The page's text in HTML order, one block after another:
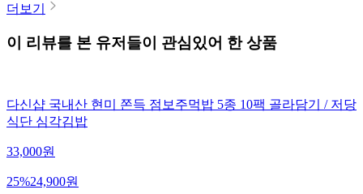
더보기
이 리뷰를 본 유저들이 관심있어 한 상품
다신샵 국내산 현미 쫀득 점보주먹밥 5종 10팩 골라담기 / 저당
식단 심각김밥
33,000원
25%24,900원